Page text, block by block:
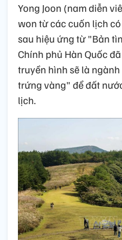
Yong Joon (nam diễn
won từ các cuốn lịch
sau hiệu ứng từ "Bản
Chính phủ Hàn Quốc
truyền hình sẽ là
trứng vàng" để đất
lịch.